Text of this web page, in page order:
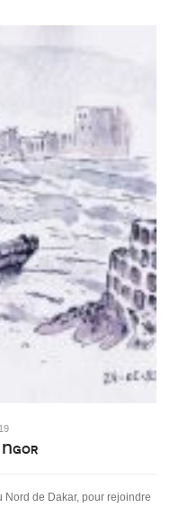
Ngor
Nord de Dakar, pour rejoindre